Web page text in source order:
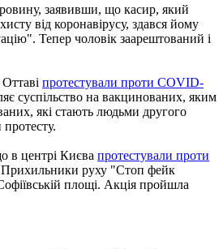
заявивши, що касир, який
від коронавірусу, здався йому
Тепер чоловік заарештований і
протестували проти COVID-
суспільство на вакцинованих, яким
які стають людьми другого
в центрі Києва протестували проти
Прихильники руху "Стоп фейк
площі. Акція пройшла